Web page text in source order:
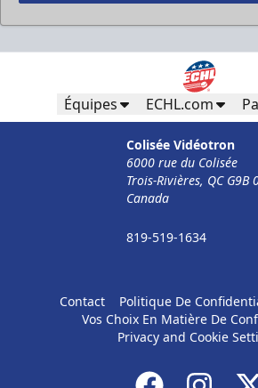
Équipes ECHL.com
Colisée Vidéotron
6000 rue du Colisée
Trois-Rivières, QC G9B
Canada
819-519-1634
Contact Politique De
Vos Choix En Matière De
Privacy and Cookie